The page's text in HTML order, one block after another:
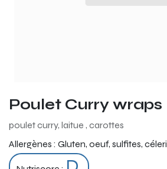
Poulet Curry wraps
poulet curry, laitue , carottes
Allergènes : Gluten, oeuf, sulfites, céleri